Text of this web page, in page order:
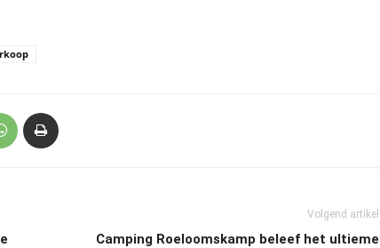
Volgend artikel
Camping Roeloomskamp beleef het ultieme